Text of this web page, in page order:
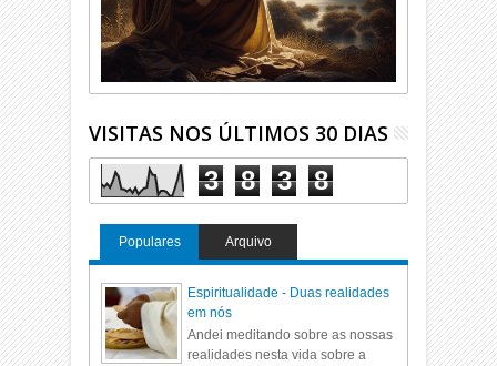
VISITAS NOS ÚLTIMOS 30 DIAS
3 8 3 8
Populares Arquivo
Espiritualidade - Duas realidades
em nós
Andei meditando sobre as nossas
realidades nesta vida sobre a